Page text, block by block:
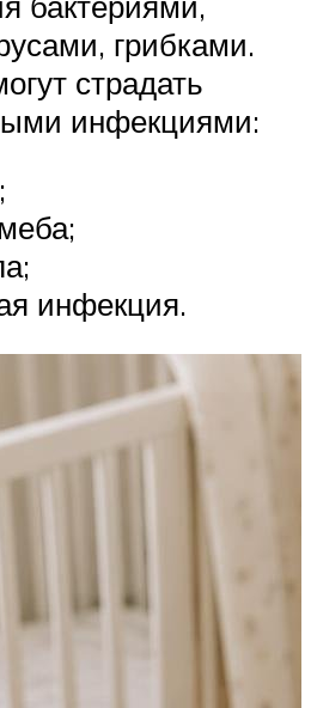
грибками.
страдать
инфекциями:
инфекция.